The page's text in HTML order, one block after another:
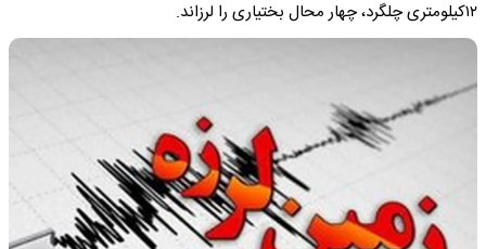
۱۲کیلومتری چلگرد، چهار محال بختیاری را لرزاند.